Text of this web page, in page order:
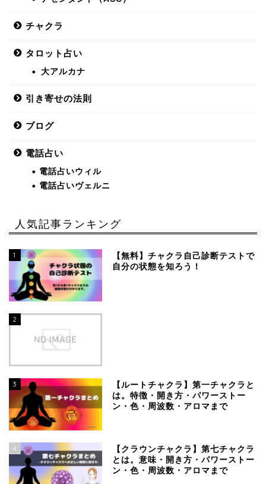
チャクラ
タロット占い
大アルカナ
引き寄せの法則
ブログ
電話占い
電話占いウィル
電話占いヴェルニ
人気記事ランキング
1
【無料】チャクラ自己診断テストで
自分の状態を知ろう！
2
3
【ルートチャクラ】第一チャクラと
は。特徴・開き方・パワーストー
ン・色・周波数・アロマまで
4
【クラウンチャクラ】第七チャクラ
とは。意味・開き方・パワーストー
ン・色・周波数・アロマまで